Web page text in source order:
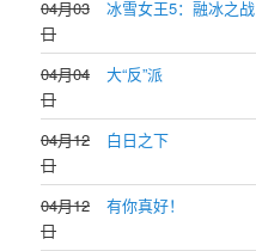
04月03
日
冰雪女王5：融冰之战
04月04
日
大“反”派
04月12
日
白日之下
04月12
日
有你真好！